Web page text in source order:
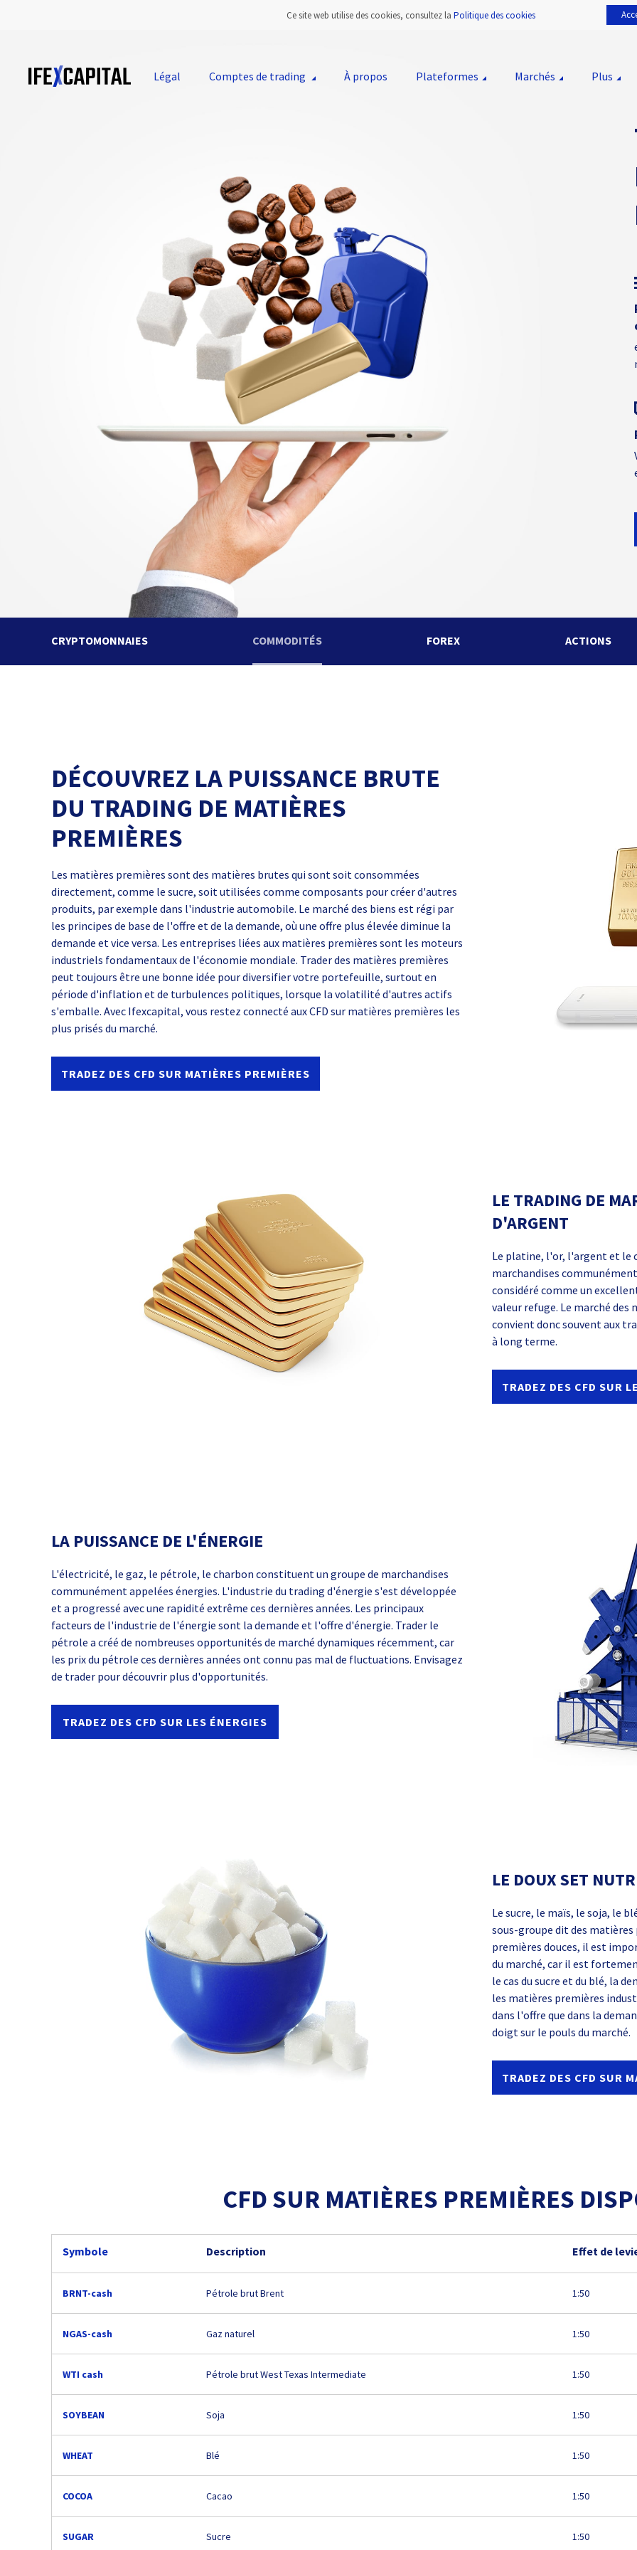
Ce site web utilise des cookies, consultez la Politique des cookies
Légal Comptes de trading À propos Plateformes Marchés Plus
CRYPTOMONNAIES COMMODITÉS FOREX ACTIONS
DÉCOUVREZ LA PUISSANCE BRUTE
DU TRADING DE MATIÈRES
PREMIÈRES
Les matières premières sont des matières brutes qui sont soit consommées
directement, comme le sucre, soit utilisées comme composants pour créer d'autres
produits, par exemple dans l'industrie automobile. Le marché des biens est régi par
les principes de base de l'offre et de la demande, où une offre plus élevée diminue la
demande et vice versa. Les entreprises liées aux matières premières sont les moteurs
industriels fondamentaux de l'économie mondiale. Trader des matières premières
peut toujours être une bonne idée pour diversifier votre portefeuille, surtout en
période d'inflation et de turbulences politiques, lorsque la volatilité d'autres actifs
s'emballe. Avec Ifexcapital, vous restez connecté aux CFD sur matières premières les
plus prisés du marché.
TRADEZ DES CFD SUR MATIÈRES PREMIÈRES
LE TRADING DE
D'ARGENT
Le platine, l'or, l'argent et le
marchandises
considéré comme un
valeur refuge. Le marché
convient donc souvent aux
à long terme.
TRADEZ DES CFD SUR
LA PUISSANCE DE L'ÉNERGIE
L'électricité, le gaz, le pétrole, le charbon constituent un groupe de marchandises
communément appelées énergies. L'industrie du trading d'énergie s'est développée
et a progressé avec une rapidité extrême ces dernières années. Les principaux
facteurs de l'industrie de l'énergie sont la demande et l'offre d'énergie. Trader le
pétrole a créé de nombreuses opportunités de marché dynamiques récemment, car
les prix du pétrole ces dernières années ont connu pas mal de fluctuations. Envisagez
de trader pour découvrir plus d'opportunités.
TRADEZ DES CFD SUR LES ÉNERGIES
LE DOUX SET
Le sucre, le maïs, le soja, le
sous-groupe dit des matières
premières douces, il est
du marché, car il est
le cas du sucre et du blé, la
les matières premières
dans l'offre que dans la
doigt sur le pouls du marché.
TRADEZ DES CFD SUR
CFD SUR MATIÈRES PREMIÈRES
Symbole Description Effet de
BRNT-cash Pétrole brut Brent 1:50
NGAS-cash Gaz naturel 1:50
WTI cash Pétrole brut West Texas Intermediate 1:50
SOYBEAN Soja 1:50
WHEAT Blé 1:50
COCOA Cacao 1:50
SUGAR Sucre 1:50